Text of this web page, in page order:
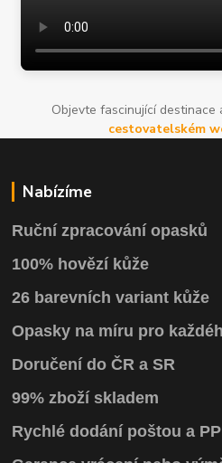
Objevte fascinující
cestovatelském
Nabízíme
Ruční zpracování opasků
100% hovězí kůže
26 barevních variant kůže
Opasky na míru pro
Doručení do ČR a SR
99% zboží skladem
Rychlé dodání poštou a